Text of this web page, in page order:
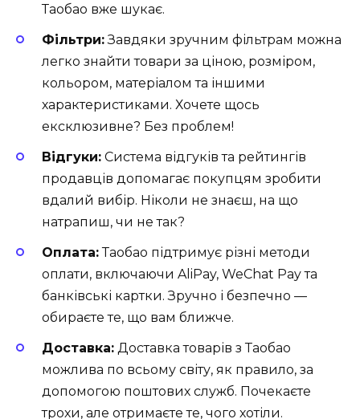
Таобао вже шукає.
Фільтри:Завдяки зручним фільтрам можна
легко знайти товари за ціною, розміром,
кольором, матеріалом та іншими
характеристиками. Хочете щось
ексклюзивне? Без проблем!
Відгуки: Система відгуків та рейтингів
продавців допомагає покупцям зробити
вдалий вибір. Ніколи не знаєш, на що
натрапиш, чи не так?
Оплата:Таобао підтримує різні методи
оплати, включаючи AliPay, WeChat Pay та
банківські картки. Зручно і безпечно —
обираєте те, що вам ближче.
Доставка: Доставка товарів з Таобао
можлива по всьому світу, як правило, за
допомогою поштових служб. Почекаєте
трохи, але отримаєте те, чого хотіли.